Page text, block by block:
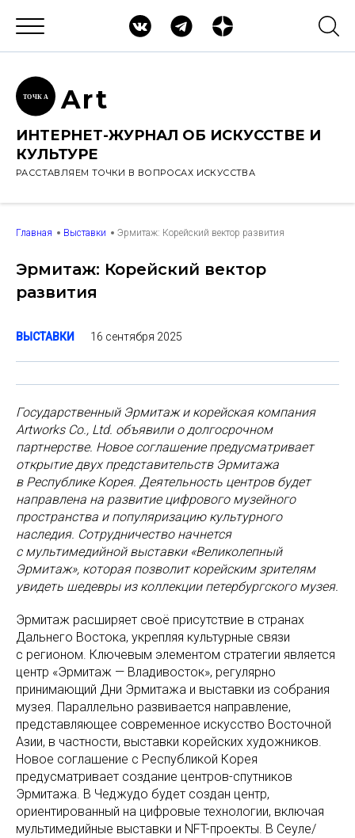
ТОЧК А Art
ИНТЕРНЕТ-ЖУРНАЛ ОБ ИСКУССТВЕ И
КУЛЬТУРЕ
РАССТАВЛЯЕМ ТОЧКИ В ВОПРОСАХ ИСКУССТВА
Главная Выставки Эрмитаж: Корейский вектор развития
Эрмитаж: Корейский вектор
развития
ВЫСТАВКИ 16 сентября 2025
Государственный Эрмитаж и корейская компания
Artworks Co., Ltd. объявили о долгосрочном
партнерстве. Новое соглашение предусматривает
открытие двух представительств Эрмитажа
в Республике Корея. Деятельность центров будет
направлена на развитие цифрового музейного
пространства и популяризацию культурного
наследия. Сотрудничество начнется
с мультимедийной выставки «Великолепный
Эрмитаж», которая позволит корейским зрителям
увидеть шедевры из коллекции петербургского музея.
Эрмитаж расширяет своё присутствие в странах
Дальнего Востока, укрепляя культурные связи
с регионом. Ключевым элементом стратегии является
центр «Эрмитаж — Владивосток», регулярно
принимающий Дни Эрмитажа и выставки из собрания
музея. Параллельно развивается направление,
представляющее современное искусство Восточной
Азии, в частности, выставки корейских художников.
Новое соглашение с Республикой Корея
предусматривает создание центров-спутников
Эрмитажа. В Чеджудо будет создан центр,
ориентированный на цифровые технологии, включая
мультимедийные выставки и NFT-проекты. В Сеуле/